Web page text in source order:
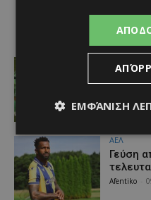
χαθεί
Afentiko -
ΑΕΛ
Γεύση
Afentiko
ΕΜΦΆΝΙΣΗ